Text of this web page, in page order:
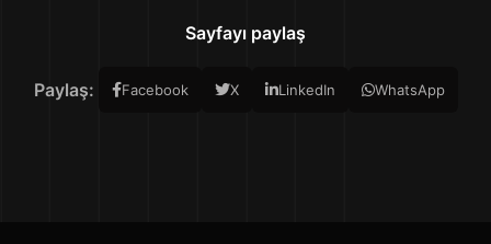
Sayfayı paylaş
Paylaş: Facebook X LinkedIn WhatsApp